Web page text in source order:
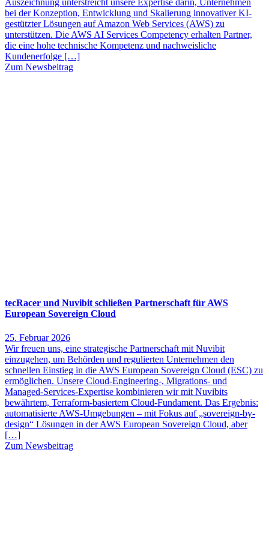
Auszeichnung unterstreicht unsere Expertise darin, Unternehmen
bei der Konzeption, Entwicklung und Skalierung innovativer KI-
gestützter Lösungen auf Amazon Web Services (AWS) zu
unterstützen. Die AWS AI Services Competency erhalten Partner,
die eine hohe technische Kompetenz und nachweisliche
Kundenerfolge […]
Zum Newsbeitrag
tecRacer und Nuvibit schließen Partnerschaft für AWS
European Sovereign Cloud
25. Februar 2026
Wir freuen uns, eine strategische Partnerschaft mit Nuvibit
einzugehen, um Behörden und regulierten Unternehmen den
schnellen Einstieg in die AWS European Sovereign Cloud (ESC) zu
ermöglichen. Unsere Cloud-Engineering-, Migrations- und
Managed-Services-Expertise kombinieren wir mit Nuvibits
bewährtem, Terraform-basiertem Cloud-Fundament. Das Ergebnis:
automatisierte AWS-Umgebungen – mit Fokus auf „sovereign-by-
design“ Lösungen in der AWS European Sovereign Cloud, aber
[…]
Zum Newsbeitrag